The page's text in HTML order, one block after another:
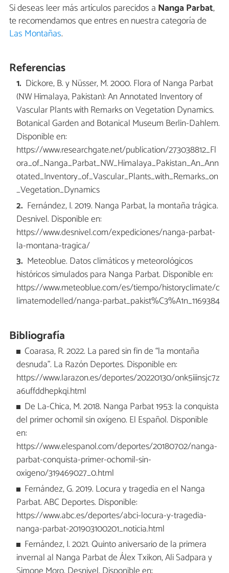
Si deseas leer más artículos parecidos a Nanga Parbat,
te recomendamos que entres en nuestra categoría de
Las Montañas.
Referencias
Dickore, B. y Nüsser, M. 2000. Flora of Nanga Parbat
(NW Himalaya, Pakistan): An Annotated Inventory of
Vascular Plants with Remarks on Vegetation Dynamics.
Botanical Garden and Botanical Museum Berlin-Dahlem.
Disponible en:
https://www.researchgate.net/publication/273038812_Fl
ora_of_Nanga_Parbat_NW_Himalaya_Pakistan_An_Ann
otated_Inventory_of_Vascular_Plants_with_Remarks_on
_Vegetation_Dynamics
Fernández, I. 2019. Nanga Parbat, la montaña trágica.
Desnivel. Disponible en:
https://www.desnivel.com/expediciones/nanga-parbat-
la-montana-tragica/
Meteoblue. Datos climáticos y meteorológicos
históricos simulados para Nanga Parbat. Disponible en:
https://www.meteoblue.com/es/tiempo/historyclimate/c
limatemodelled/nanga-parbat_pakist%C3%A1n_1169384
Bibliografía
Coarasa, R. 2022. La pared sin fin de “la montaña
desnuda”. La Razón Deportes. Disponible en:
https://www.larazon.es/deportes/20220130/onk5iiinsjc7z
a6uffddhepkqi.html
De La-Chica, M. 2018. Nanga Parbat 1953: la conquista
del primer ochomil sin oxígeno. El Español. Disponible
en:
https://www.elespanol.com/deportes/20180702/nanga-
parbat-conquista-primer-ochomil-sin-
oxigeno/319469027_0.html
Fernández, G. 2019. Locura y tragedia en el Nanga
Parbat. ABC Deportes. Disponible:
https://www.abc.es/deportes/abci-locura-y-tragedia-
nanga-parbat-201903100201_noticia.html
Fernández, I. 2021. Quinto aniversario de la primera
invernal al Nanga Parbat de Álex Txikon, Ali Sadpara y